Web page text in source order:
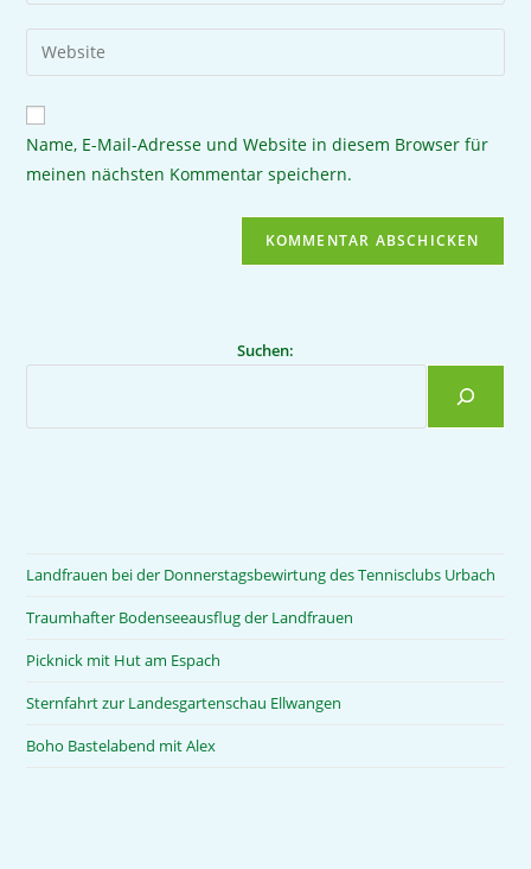
Name, E-Mail-Adresse und Website in diesem Browser für
meinen nächsten Kommentar speichern.
Suchen:
Landfrauen bei der Donnerstagsbewirtung des Tennisclubs Urbach
Traumhafter Bodenseeausflug der Landfrauen
Picknick mit Hut am Espach
Sternfahrt zur Landesgartenschau Ellwangen
Boho Bastelabend mit Alex